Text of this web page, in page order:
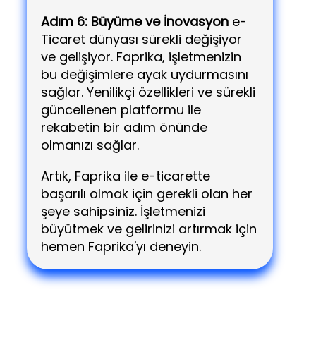
Adım 6: Büyüme ve İnovasyone-
Ticaret dünyası sürekli değişiyor
ve gelişiyor. Faprika, işletmenizin
bu değişimlere ayak uydurmasını
sağlar. Yenilikçi özellikleri ve sürekli
güncellenen platformu ile
rekabetin bir adım önünde
olmanızı sağlar.
Artık, Faprika ile e-ticarette
başarılı olmak için gerekli olan her
şeye sahipsiniz. İşletmenizi
büyütmek ve gelirinizi artırmak için
hemen Faprika'yı deneyin.